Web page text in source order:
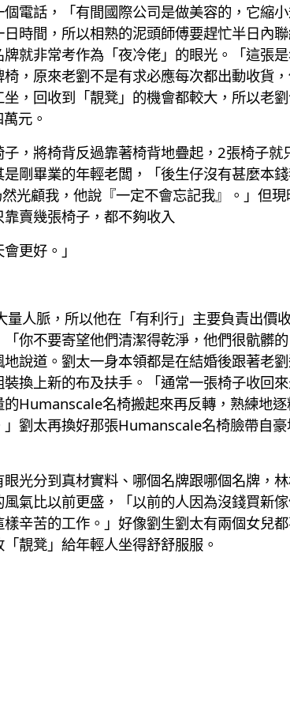
電話，「有間國際公司是做美容的，它縮
時間，所以相熟的泥頭師傅要趕忙半日內
就非常考作為「夜冷佬」的眼光。「這張
，原來老劉不是有求必應每次都出動收貨
，回收到「靚凳」的機會都較大，所以老
元。
，將椅背反過靠著椅背地疊起，2張椅子
剛畢業的年輕老闆，「後生仔沒有甚麼本
光顧我，他說『一定不會忘記我』。」但
賣幾張椅子，都不夠收入
更好。」
人脈，所以他在「有利行」主要負責出價
你不要寄望他們清潔得乾淨，他們很骯髒
說道。劉太一身本領都是在結婚後跟著老
換上新的布及扶手。「通常一張椅子收回
Humanscale名椅搬起來再反轉，熟練地
劉太再換好那張Humanscale名椅臉帶自
光分到真材實料、哪個名牌跟哪個名牌，
氣比以前更盛，「以前的人因為沒錢買新
辛苦的工作。」好像劉生劉太有兩個女兒
靚凳」給年輕人坐得舒舒服服。